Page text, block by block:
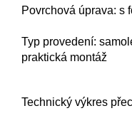
Povrchová úprava: s
Typ provedení:
praktická montáž
Technický výkres